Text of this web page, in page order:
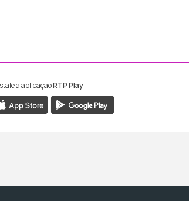
Madeira
RTP Madeira
a aplicaçãoRTP Play